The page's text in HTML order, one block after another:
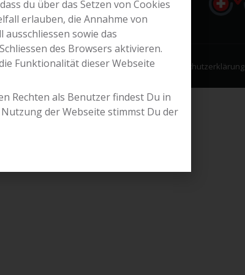
Datenschutzerklärung
du über das Setzen von Cookies
erlauben, die Annahme von
sowie das
des Browsers aktivieren.
Funktionalität dieser Webseite
Rechten als Benutzer findest Du in
der Webseite stimmst Du der